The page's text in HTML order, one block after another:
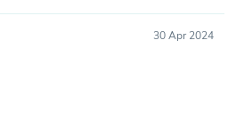
30 Apr 2024